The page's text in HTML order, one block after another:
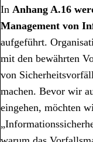
In Anhang A.16
Management von
aufgeführt.
mit den bewährten
von
machen. Bevor wir
eingehen, möchten